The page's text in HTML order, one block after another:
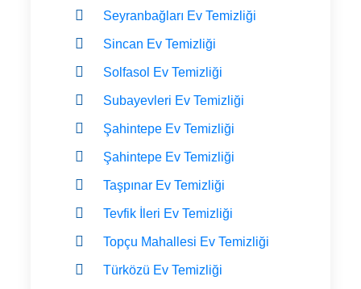
Seyranbağları Ev Temizliği
Sincan Ev Temizliği
Solfasol Ev Temizliği
Subayevleri Ev Temizliği
Şahintepe Ev Temizliği
Şahintepe Ev Temizliği
Taşpınar Ev Temizliği
Tevfik İleri Ev Temizliği
Topçu Mahallesi Ev Temizliği
Türközü Ev Temizliği